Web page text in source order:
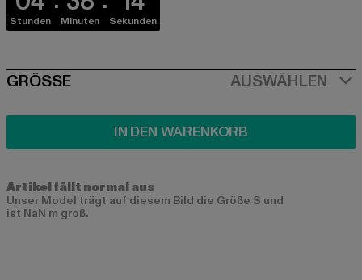
Stunden Minuten Sekunden
SIZE
GRÖSSE AUSWÄHLEN
IN DEN WARENKORB
Artikel fällt normal aus
Unser Model trägt auf diesem Bild die Größe S und
ist NaN m groß.